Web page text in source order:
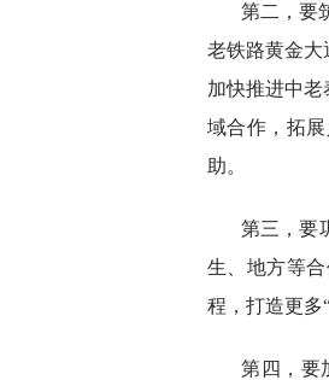
第二，要
老铁路黄金大
加快推进中
域合作，拓
助。
第三，要
生、地方等
程，打造更多
第四，要